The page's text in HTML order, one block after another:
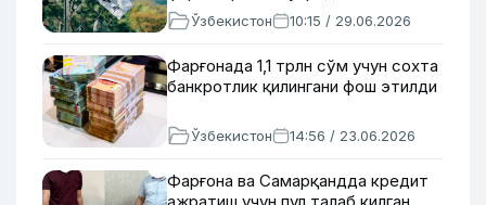
Ўзбекистон 10:15 / 29.06.2026
Фарғонада 1,1 трлн сўм учун сохта
банкротлик қилингани фош этилди
Ўзбекистон 14:56 / 23.06.2026
Фарғона ва Самарқандда кредит